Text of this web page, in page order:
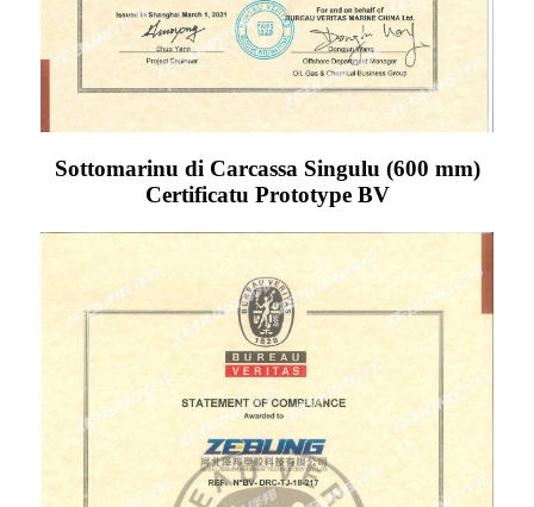
Sottomarinu di Carcassa Singulu (600 mm)
Certificatu Prototype BV